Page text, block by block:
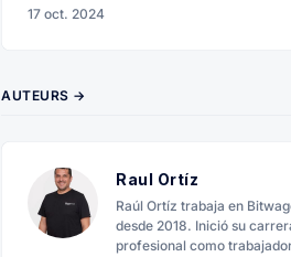
17 oct. 2024
AUTEURS →
Raul Ortíz
Raúl Ortíz trabaja en
desde 2018. Inició su
profesional como